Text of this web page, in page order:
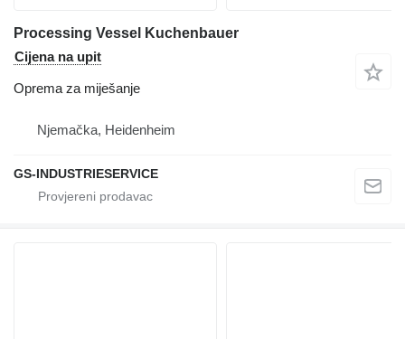
Processing Vessel Kuchenbauer
Cijena na upit
Oprema za miješanje
Njemačka, Heidenheim
GS-INDUSTRIESERVICE